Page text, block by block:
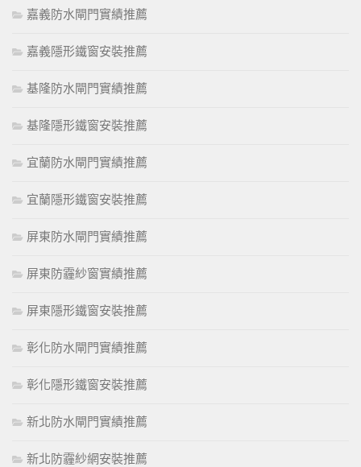
嘉義防水閘門實績推薦
嘉義隱形鐵窗安裝推薦
基隆防水閘門實績推薦
基隆隱形鐵窗安裝推薦
宜蘭防水閘門實績推薦
宜蘭隱形鐵窗安裝推薦
屏東防水閘門實績推薦
屏東防霾紗窗實績推薦
屏東隱形鐵窗安裝推薦
彰化防水閘門實績推薦
彰化隱形鐵窗安裝推薦
新北防水閘門實績推薦
新北防霾紗網安裝推薦